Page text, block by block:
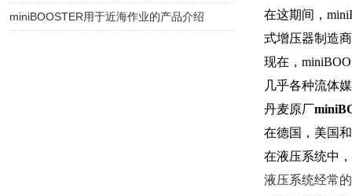
在这期间，
式增压器制造
现在，
几乎各种流体
丹麦原厂
在德国，美国
在液压系统中
液压系统经常
miniBOOSTER用于近海作业的产品介绍